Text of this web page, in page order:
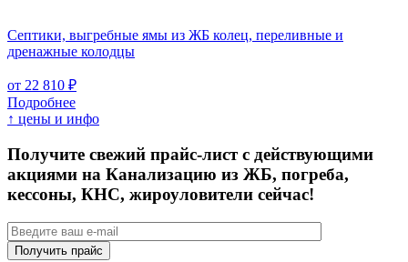
Септики, выгребные ямы из ЖБ колец, переливные и
дренажные колодцы
от 22 810 ₽
Подробнее
↑ цены и инфо
Получите свежий прайс-лист с действующими
акциями на Канализацию из ЖБ, погреба,
кессоны, КНС, жироуловители сейчас!